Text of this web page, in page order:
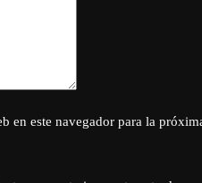
en este navegador para la